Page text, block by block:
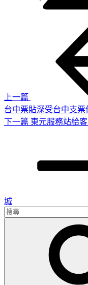
上一篇
台中票貼深受台中支票
下
下一篇 東元服務站給
城
搜